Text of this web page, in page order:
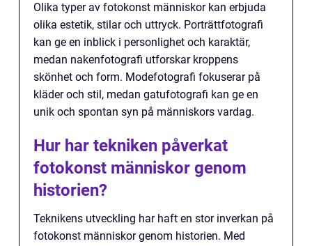
Olika typer av fotokonst människor kan erbjuda
olika estetik, stilar och uttryck. Porträttfotografi
kan ge en inblick i personlighet och karaktär,
medan nakenfotografi utforskar kroppens
skönhet och form. Modefotografi fokuserar på
kläder och stil, medan gatufotografi kan ge en
unik och spontan syn på människors vardag.
Hur har tekniken påverkat
fotokonst människor genom
historien?
Teknikens utveckling har haft en stor inverkan på
fotokonst människor genom historien. Med